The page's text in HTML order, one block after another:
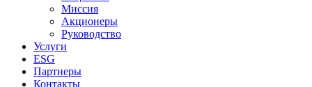
Миссия
Акционеры
Руководство
Услуги
ESG
Партнеры
Контакты